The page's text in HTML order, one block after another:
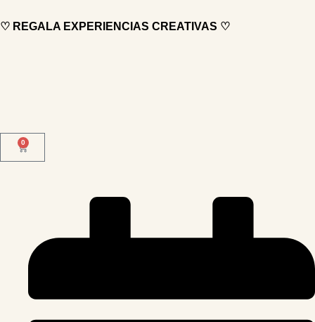
♡ REGALA EXPERIENCIAS CREATIVAS ♡
0